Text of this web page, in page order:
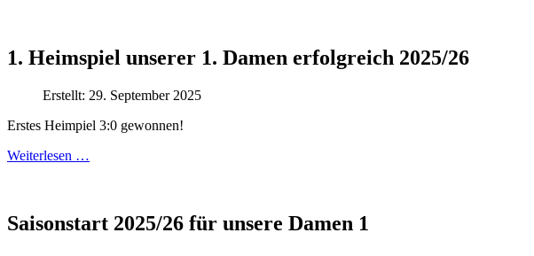
1. Heimspiel unserer 1. Damen erfolgreich 2025/26
Erstellt: 29. September 2025
Erstes Heimpiel 3:0 gewonnen!
Weiterlesen …
Saisonstart 2025/26 für unsere Damen 1